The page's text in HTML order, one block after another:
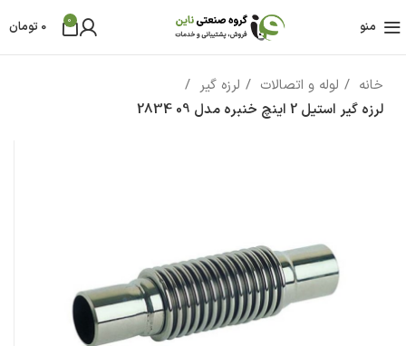
منو 0
0 تومان
خانه لوله و اتصالات
لرزه گیر
لرزه گیر استیل 2 اینچ خنبره مدل 09 2834